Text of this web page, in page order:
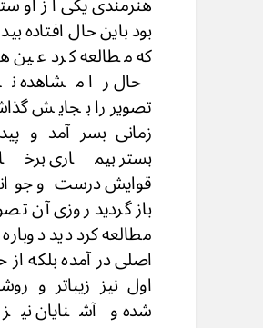
بود باین حال افتاده
که مطالعه کرد عین
حال را مشاهده
تصویر را بجایش
زمانی بسر آمد و
بستر بیماری
قوایش درست و
باز گردید روزی آن
مطالعه کرد دید
اصلی در آمده بلکه
اول نیز زیباتر و
شده و آشنایان